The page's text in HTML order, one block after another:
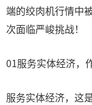
端的绞肉机行情中
次面临严峻挑战！
01服务实体经济，
服务实体经济，这